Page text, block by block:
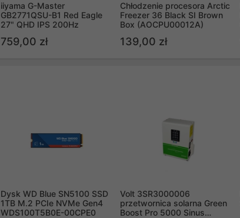
iiyama G-Master
GB2771QSU-B1 Red Eagle
27" QHD IPS 200Hz
759,00 zł
Chłodzenie procesora Arctic
Freezer 36 Black SI Brown
Box (AOCPU00012A)
139,00 zł
Dysk WD Blue SN5100 SSD
1TB M.2 PCIe NVMe Gen4
WDS100T5B0E-00CPE0
Volt 3SR3000006
przetwornica solarna Green
Boost Pro 5000 Sinus